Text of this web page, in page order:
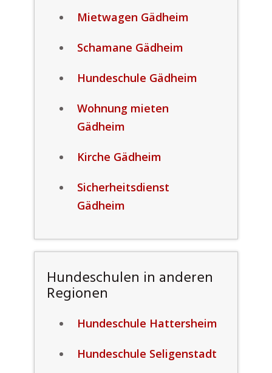
Mietwagen Gädheim
Schamane Gädheim
Hundeschule Gädheim
Wohnung mieten
Gädheim
Kirche Gädheim
Sicherheitsdienst
Gädheim
Hundeschulen in anderen
Regionen
Hundeschule Hattersheim
Hundeschule Seligenstadt